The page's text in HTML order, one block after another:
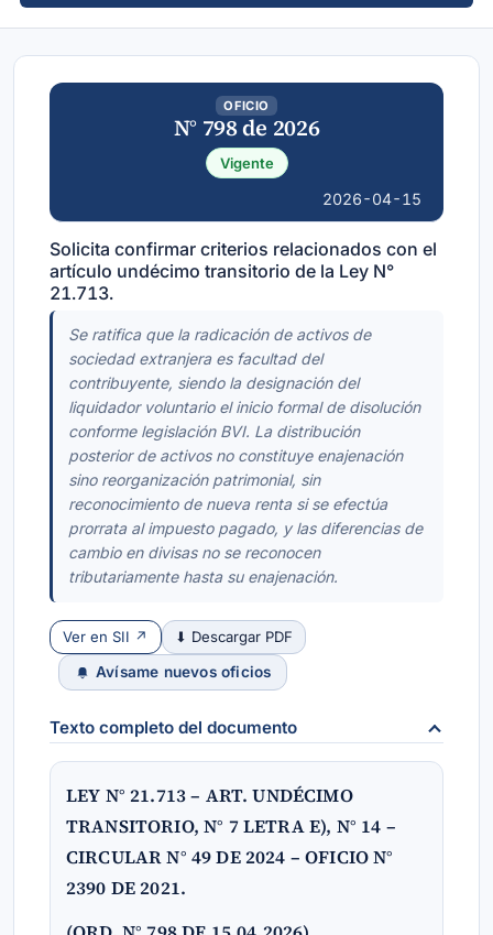
OFICIO
N° 798 de 2026
Vigente
2026-04-15
Solicita confirmar criterios relacionados con el
artículo undécimo transitorio de la Ley N°
21.713.
Se ratifica que la radicación de activos de
sociedad extranjera es facultad del
contribuyente, siendo la designación del
liquidador voluntario el inicio formal de disolución
conforme legislación BVI. La distribución
posterior de activos no constituye enajenación
sino reorganización patrimonial, sin
reconocimiento de nueva renta si se efectúa
prorrata al impuesto pagado, y las diferencias de
cambio en divisas no se reconocen
tributariamente hasta su enajenación.
Ver en SII ↗
⬇ Descargar PDF
Avísame nuevos oficios
Texto completo del documento
LEY N° 21.713 – ART. UNDÉCIMO
TRANSITORIO, N° 7 LETRA E), N° 14 –
CIRCULAR N° 49 DE 2024 – OFICIO N°
2390 DE 2021.